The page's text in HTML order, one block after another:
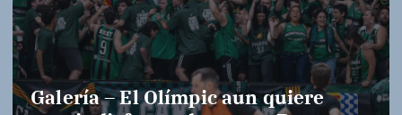
Galería – El Olímpic aun quiere